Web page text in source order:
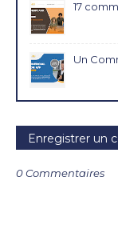
17
Un
Enregistrer un
0 Commentaires